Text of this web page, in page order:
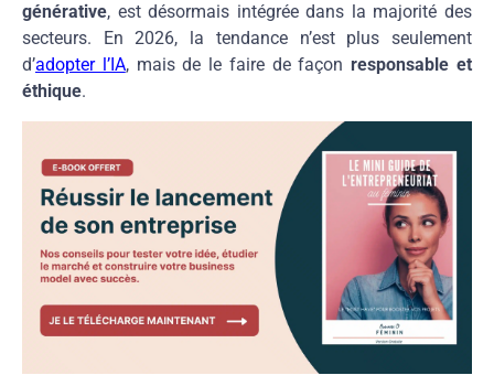
générative, est désormais intégrée dans la majorité des
secteurs. En 2026, la tendance n’est plus seulement
d’adopter l’IA, mais de le faire de façonresponsable et
éthique.